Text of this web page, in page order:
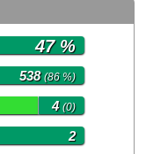
47 %
538(86 %)
4 (0)
2